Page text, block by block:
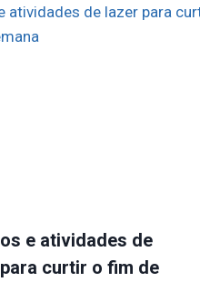
e atividades de
curtir o fim de